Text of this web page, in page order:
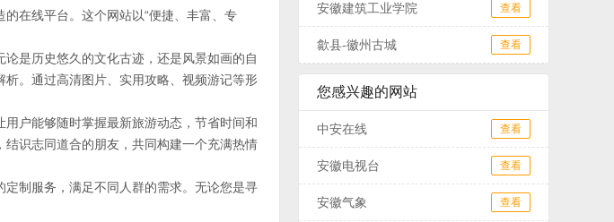
在线平台。这个网站以“便捷、丰富、专
是历史悠久的文化古迹，还是风景如画的自
。通过高清图片、实用攻略、视频游记等形
户能够随时掌握最新旅游动态，节省时间和
识志同道合的朋友，共同构建一个充满热情
制服务，满足不同人群的需求。无论您是寻
安徽建筑工业学院 查看
歙县-徽州古城 查看
您感兴趣的网站
中安在线 查看
安徽电视台 查看
安徽气象 查看